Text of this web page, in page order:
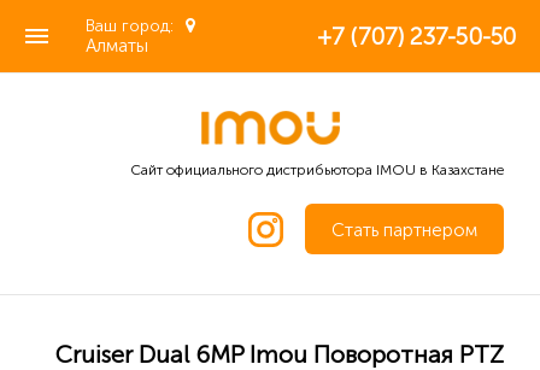
Ваш город:
Алматы +7 (707) 237-50-50
Сайт официального дистрибьютора IMOU в Казахстане
Стать партнером
Cruiser Dual 6MP Imou Поворотная PTZ